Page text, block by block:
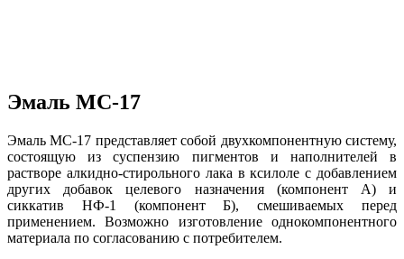
Эмаль МС-17
Эмаль МС-17 представляет собой двухкомпонентную систему,
состоящую из суспензию пигментов и наполнителей в
растворе алкидно-стирольного лака в ксилоле с добавлением
других добавок целевого назначения (компонент А) и
сиккатив НФ-1 (компонент Б), смешиваемых перед
применением. Возможно изготовление однокомпонентного
материала по согласованию с потребителем.